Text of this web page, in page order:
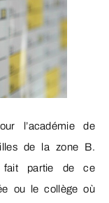
l’académie de
de la zone B.
fait partie de ce
ou le collège où